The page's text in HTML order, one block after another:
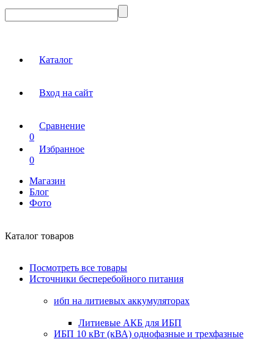
Каталог
Вход на сайт
Сравнение
0
Избранное
0
Магазин
Блог
Фото
Каталог товаров
Посмотреть все товары
Источники бесперебойного питания
ибп на литиевых аккумуляторах
Литиевые АКБ для ИБП
ИБП 10 кВт (кВА) однофазные и трехфазные